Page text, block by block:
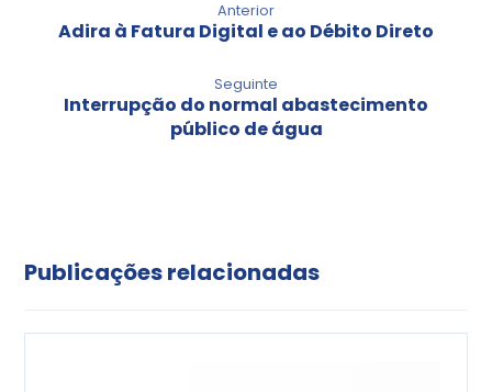
Anterior
Adira à Fatura Digital e ao Débito Direto
Seguinte
Interrupção do normal abastecimento
público de água
Publicações relacionadas